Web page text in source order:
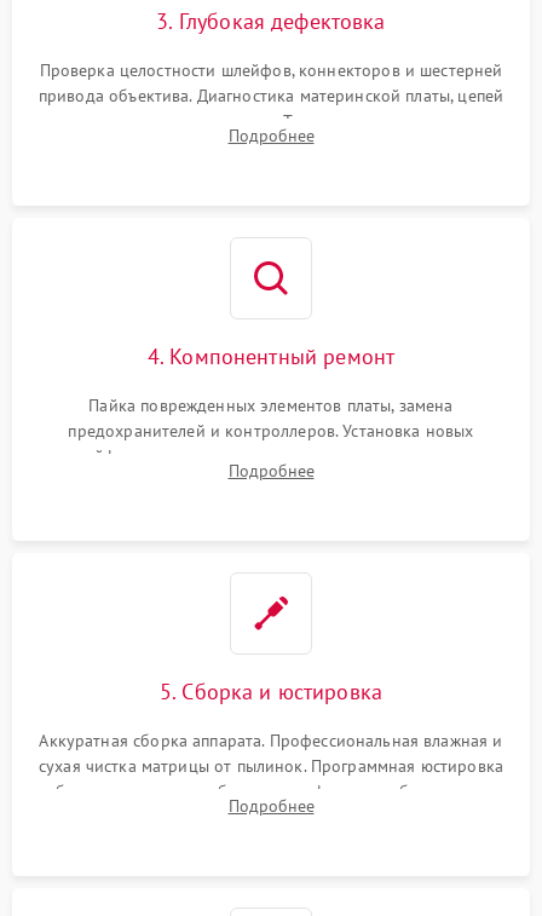
3. Глубокая дефектовка
Проверка целостности шлейфов, коннекторов и шестерней
привода объектива. Диагностика материнской платы, цепей
питания и картоприемника. Тестирование механизма
затвора и блока внутрикамерной стабилизации.
Подробнее
4. Компонентный ремонт
Пайка поврежденных элементов платы, замена
предохранителей и контроллеров. Установка новых
шлейфов, дисплея, механизма затвора или двигателя
автофокуса. Восстановление геометрии тубуса объектива
Подробнее
5. Сборка и юстировка
Аккуратная сборка аппарата. Профессиональная влажная и
сухая чистка матрицы от пылинок. Программная юстировка
рабочего отрезка, калибровка автофокуса, стабилизатора и
экспозамера с помощью сервисного ПО.
Подробнее